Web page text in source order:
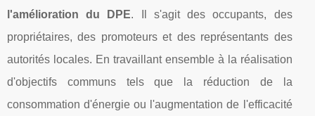
l'amélioration du DPE. Il s'agit des occupants, des
propriétaires, des promoteurs et des représentants des
autorités locales. En travaillant ensemble à la réalisation
d'objectifs communs tels que la réduction de la
consommation d'énergie ou l'augmentation de l'efficacité